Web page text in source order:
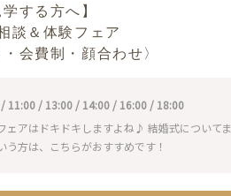
する方へ】
談＆体験フェア
会費制・顔合わせ〉
/ 11:00 / 13:00 / 14:00 / 16:00 / 18:00
ェアはドキドキしますよね♪ 結婚式についてま
う方は、こちらがおすすめです！